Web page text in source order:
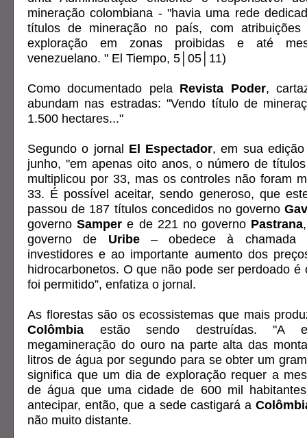
mineração colombiana - "havia uma rede
títulos de mineração no país, com
exploração em zonas proibidas e até
venezuelano. " El Tiempo, 5│05│11)
Como documentado pela Revista Poder,
abundam nas estradas: "Vendo título de
1.500 hectares..."
Segundo o jornal El Espectador, em sua
junho, "em apenas oito anos, o número de
multiplicou por 33, mas os controles não foram
33. É possível aceitar, sendo generoso, que
passou de 187 títulos concedidos no governo
governoSamper e de 221 no governo Pastrana
governo de Uribe– obedece à chamada
investidores e ao importante aumento dos
hidrocarbonetos. O que não pode ser perdoado é
foi permitido”, enfatiza o jornal.
As florestas são os ecossistemas que mais
Colômbia estão sendo destruídas. "A
megamineração do ouro na parte alta das
litros de água por segundo para se obter um
significa que um dia de exploração requer a
de água que uma cidade de 600 mil
antecipar, então, que a sede castigará a
não muito distante.